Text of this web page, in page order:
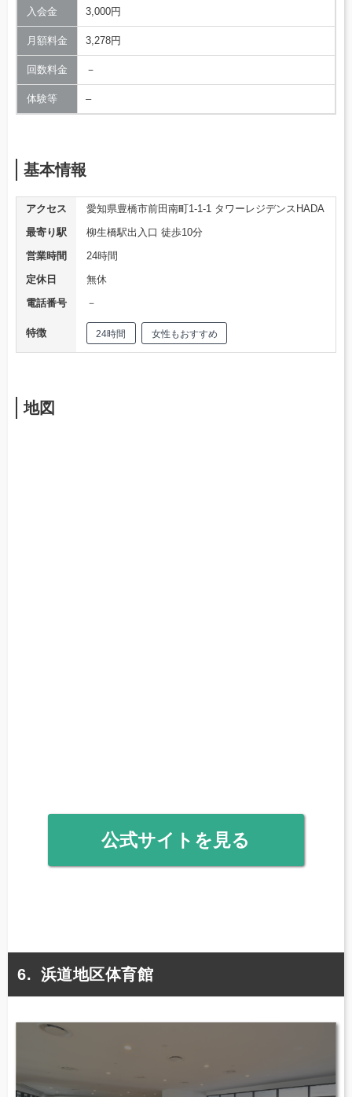
入会金 3,000円
月額料金 3,278円
回数料金 －
体験等 –
基本情報
アクセス
愛知県豊橋市前田南町1-1-1 タワーレジデンスHADA
最寄り駅
柳生橋駅出入口 徒歩10分
営業時間
24時間
定休日
無休
電話番号
－
特徴 24時間 女性もおすすめ
地図
公式サイトを見る
浜道地区体育館